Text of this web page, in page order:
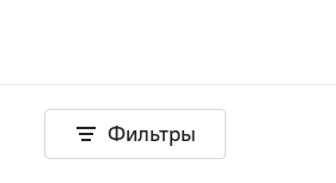
Фильтры